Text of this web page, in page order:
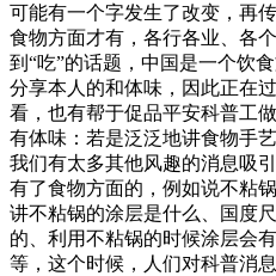
可能有一个字发生了改变，再
食物方面才有，各行各业、各
到“吃”的话题，中国是一个饮
分享本人的和体味，因此正在
看，也有帮于促品平安科普工
有体味：若是泛泛地讲食物手
我们有太多其他风趣的消息吸
有了食物方面的，例如说不粘
讲不粘锅的涂层是什么、国度
的、利用不粘锅的时候涂层会
等，这个时候，人们对科普消